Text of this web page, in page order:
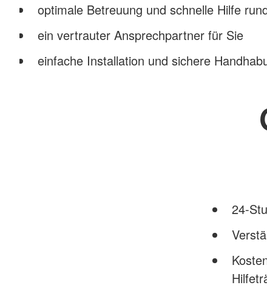
optimale Betreuung und schnelle Hilfe
ein vertrauter Ansprechpartner für Sie
einfache Installation und sichere
24-